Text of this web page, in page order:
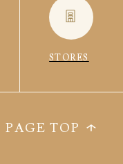
STORES
PAGE TOP